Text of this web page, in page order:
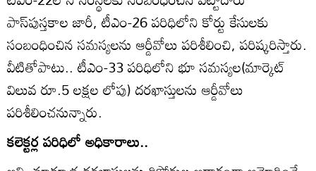
పాస్‌పుస్తకాల జారీ, టీఎం-26 పరిధిలోని కోర్టు కేసులకు
సంబంధించిన సమస్యలను ఆర్డీవోలు పరిశీలించి, పరిష్కరిస్తారు.
వీటితోపాటు.. టీఎం-33 పరిధిలోని భూ సమస్యల(మార్కెట్‌
విలువ రూ.5 లక్షల లోపు) దరఖాస్తులను ఆర్డీవోలు
పరిశీలించనున్నారు.
కలెక్టర్ల పరిధిలో అధికారాలు..